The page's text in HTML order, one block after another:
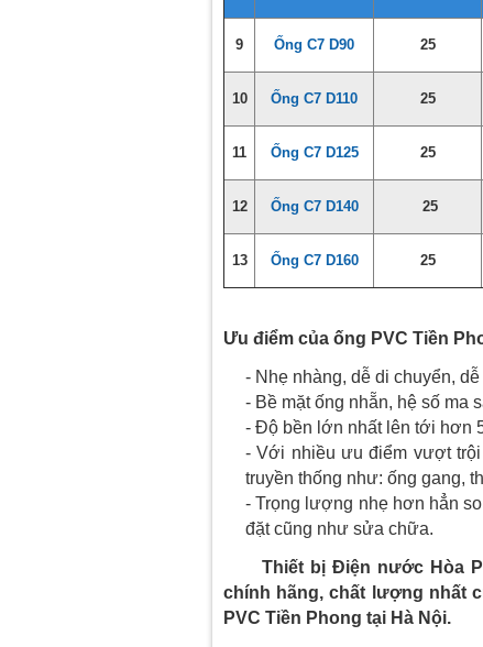
9 Ống C7 D90 25
10 Ống C7 D110 25
11 Ống C7 D125 25
12 Ống C7 D140 25
13 Ống C7 D160 25
Ưu điểm của ống PVC Tiền
- Nhẹ nhàng, dễ di chuyển,
- Bề mặt ống nhẵn, hệ số ma
- Độ bền lớn nhất lên tới hơn
- Với nhiều ưu điểm vượt
truyền thống như: ống gang,
- Trọng lượng nhẹ hơn hẳn
đặt cũng như sửa chữa.
Thiết bị Điện nước Hòa
chính hãng, chất lượng nhất
PVC Tiền Phong tại Hà Nội.